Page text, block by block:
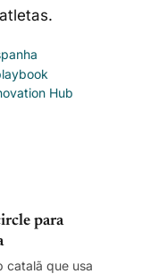
Hub
para
catalã que usa